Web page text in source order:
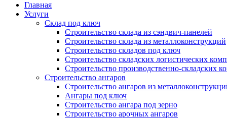
Главная
Услуги
Склад под ключ
Строительство склада из сэндвич-панелей
Строительство склада из металлоконструкций
Строительство складов под ключ
Строительство складских логистических
Строительство производственно-складских
Строительство ангаров
Строительство ангаров из
Ангары под ключ
Строительство ангара под зерно
Строительство арочных ангаров